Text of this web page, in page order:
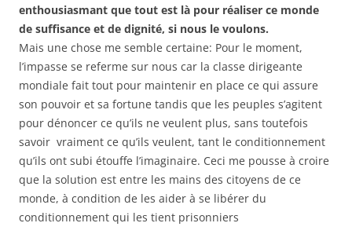
enthousiasmant que tout est là pour réaliser ce monde
de suffisance et de dignité, si nous le voulons.
Mais une chose me semble certaine: Pour le moment,
l’impasse se referme sur nous car la classe dirigeante
mondiale fait tout pour maintenir en place ce qui assure
son pouvoir et sa fortune tandis que les peuples s’agitent
pour dénoncer ce qu’ils ne veulent plus, sans toutefois
savoir vraiment ce qu’ils veulent, tant le conditionnement
qu’ils ont subi étouffe l’imaginaire. Ceci me pousse à croire
que la solution est entre les mains des citoyens de ce
monde, à condition de les aider à se libérer du
conditionnement qui les tient prisonniers